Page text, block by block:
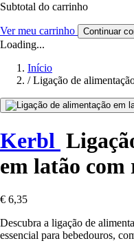
Subtotal do carrinho
Ver meu carrinho Continuar
Loading...
Início
/ Ligação de
Kerbl
em latão
€ 6,35
Descubra a ligação de
essencial para bebedouros,